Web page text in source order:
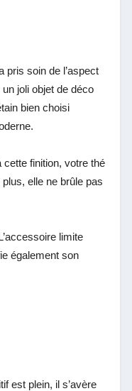
pris soin de l’aspect
joli objet de déco
bien choisi
cette finition, votre thé
elle ne brûle pas
limite
également son
est plein, il s’avère